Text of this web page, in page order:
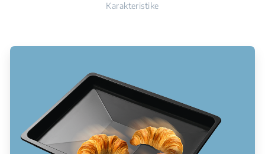
Karakteristike